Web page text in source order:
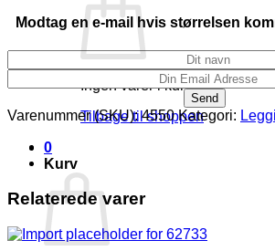
Ingen varer i kurven.
Tilbage til shoppen
0
Kurv
Modtag en e-mail hvis størrelsen
Varenummer (SKU):4550 Kategori:
Relaterede varer